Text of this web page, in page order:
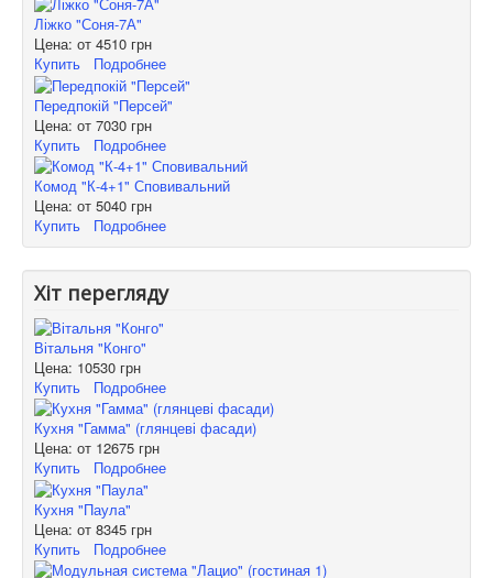
Ліжко "Соня-7А"
Цена: от 4510 грн
Купить
Подробнее
Передпокій "Персей"
Цена: от 7030 грн
Купить
Подробнее
Комод "К-4+1" Сповивальний
Цена: от 5040 грн
Купить
Подробнее
Хіт перегляду
Вітальня "Конго"
Цена: 10530 грн
Купить
Подробнее
Кухня "Гамма" (глянцеві фасади)
Цена: от 12675 грн
Купить
Подробнее
Кухня "Паула"
Цена: от 8345 грн
Купить
Подробнее